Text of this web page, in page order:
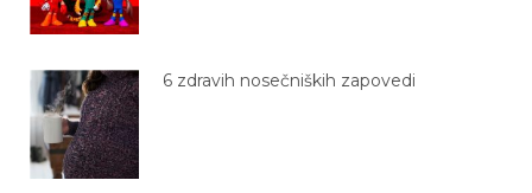
6 zdravih nosečniških zapovedi